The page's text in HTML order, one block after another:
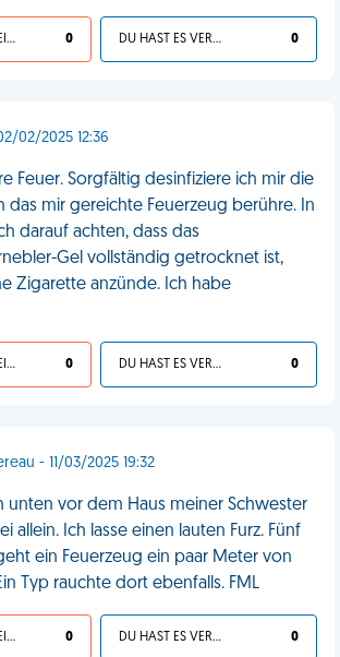
ICH STIMME ZU, DEIN LEBEN IST SCHEISSE 0 DU HAST ES VERDIENT 0
02/2025 12:36
Feuer. Sorgfältig desinfiziere ich mir die
das mir gereichte Feuerzeug berühre. In
darauf achten, dass das
Gel vollständig getrocknet ist,
Zigarette anzünde. Ich habe
ICH STIMME ZU, DEIN LEBEN IST SCHEISSE 0 DU HAST ES VERDIENT 0
- 11/03/2025 19:32
unten vor dem Haus meiner Schwester
allein. Ich lasse einen lauten Furz. Fünf
ein Feuerzeug ein paar Meter von
Typ rauchte dort ebenfalls. FML
ICH STIMME ZU, DEIN LEBEN IST SCHEISSE 0 DU HAST ES VERDIENT 0